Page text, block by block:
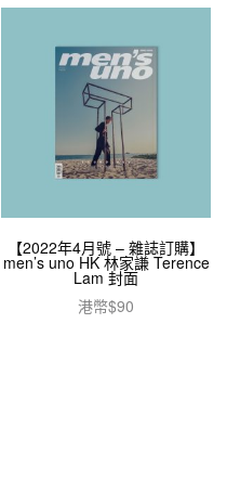
【2022年4月號 – 雜誌訂購】
men’s uno HK 林家謙 Terence
Lam 封面
港幣$90